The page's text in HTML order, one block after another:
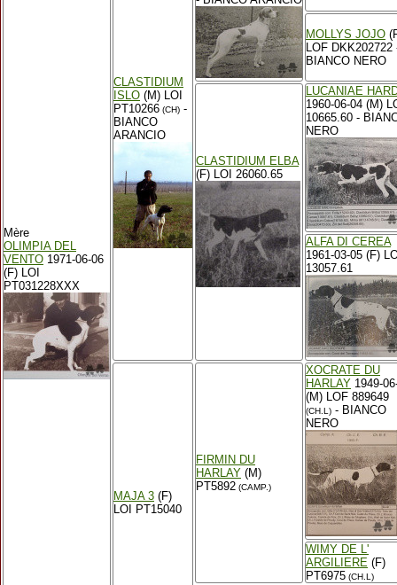
Mère
OLIMPIA DEL
VENTO 1971-06-06
(F) LOI
PT031228XXX
CLASTIDIUM
ISLO (M) LOI
PT10266 (CH) -
BIANCO
ARANCIO
MOLLYS JOJO
LOF DKK202722
BIANCO NERO
CLASTIDIUM ELBA
(F) LOI 26060.65
LUCANIAE
1960-06-04 (M)
10665.60 -
NERO
ALFA DI CEREA
1961-03-05 (F)
13057.61
MAJA 3 (F)
LOI PT15040
FIRMIN DU
HARLAY (M)
PT5892 (CAMP.)
XOCRATE DU
HARLAY 1949-
(M) LOF 889649
(CH.L) - BIANCO
NERO
WIMY DE L'
ARGILIERE (F)
PT6975 (CH.L)